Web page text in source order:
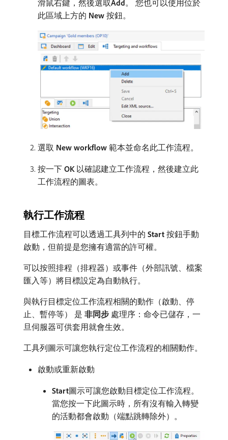
滑鼠右鍵，然後選取​Add。 您也可以使用位於
此區域上方的​ New ​按鈕。
選取​ New workflow ​範本並命名此工作流程。
按一下​ OK​以確認建立工作流程，然後建立此
工作流程的圖表。
執行工作流程
目標工作流程可以透過工具列中的​ Start ​按鈕手動
啟動，但前提是您擁有適當的許可權。
可以按照排程（排程器）或事件（外部訊號、檔案
匯入等）將目標設定為自動執行。
與執行目標定位工作流程相關的動作（啟動、停
止、暫停等） 是​ 非同步 ​處理序：命令已儲存，一
旦伺服器可供套用就會生效。
工具列圖示可讓您執行定位工作流程的相關動作。
啟動或重新啟動
Start​圖示可讓您啟動目標定位工作流程。
當您按一下此圖示時，所有沒有輸入轉變
的活動都會啟動（端點跳轉除外）。